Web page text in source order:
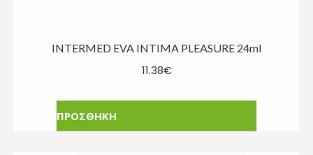
INTERMED EVA INTIMA PLEASURE 24ml
11.38€
ΠΡΟΣΘΗΚΗ